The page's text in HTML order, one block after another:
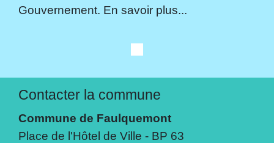
Gouvernement. En savoir plus...
Contacter la commune
Commune de Faulquemont
Place de l'Hôtel de Ville - BP 63